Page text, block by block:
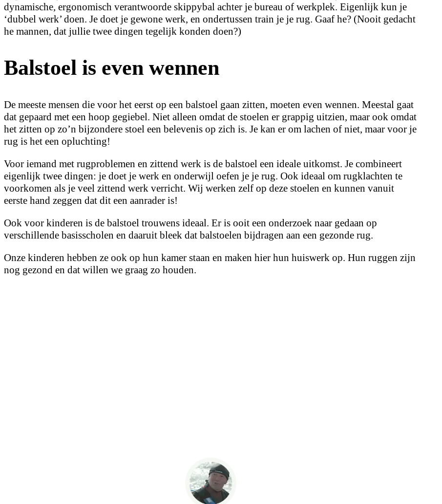
dynamische, ergonomisch verantwoorde skippybal achter je bureau of werkplek. Eigenlijk kun je
‘dubbel werk’ doen. Je doet je gewone werk, en ondertussen train je je rug. Gaaf he? (Nooit gedacht
he mannen, dat jullie twee dingen tegelijk konden doen?)
Balstoel is even wennen
De meeste mensen die voor het eerst op een balstoel gaan zitten, moeten even wennen. Meestal gaat
dat gepaard met een hoop gegiebel. Niet alleen omdat de stoelen er grappig uitzien, maar ook omdat
het zitten op zo’n bijzondere stoel een belevenis op zich is. Je kan er om lachen of niet, maar voor je
rug is het een opluchting!
Voor iemand met rugproblemen en zittend werk is de balstoel een ideale uitkomst. Je combineert
eigenlijk twee dingen: je doet je werk en onderwijl oefen je je rug. Ook ideaal om rugklachten te
voorkomen als je veel zittend werk verricht. Wij werken zelf op deze stoelen en kunnen vanuit
eerste hand zeggen dat dit een aanrader is!
Ook voor kinderen is de balstoel trouwens ideaal. Er is ooit een onderzoek naar gedaan op
verschillende basisscholen en daaruit bleek dat balstoelen bijdragen aan een gezonde rug.
Onze kinderen hebben ze ook op hun kamer staan en maken hier hun huiswerk op. Hun ruggen zijn
nog gezond en dat willen we graag zo houden.